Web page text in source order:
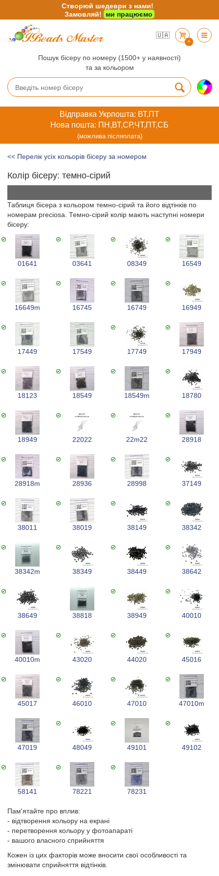
🇺🇦
+
Пошук бісеру по номеру (1500+ у наявності)
та за кольором
Відправка Укрпошта: ВТ,ПТ
Нова пошта: ПН,ВТ,СР,ЧТ,ПТ,СБ
(можлива післяплата)
<< Перелік усіх кольорів бісеру за номером
Колір бісеру: темно-сірий
Таблиця бісера з кольором темно-сірий та його відтінків по
номерам preciosa. Темно-сірий колір мають наступні номери
бісеру:
01641 03641 08349 16549
16649m 16745 16749 16949
17449 17549 17749 17949
18123 18549 18549m 18780
18949 22022 22m22 28918
28918m 28936 28998 37149
38011 38019 38149 38342
38342m 38349 38449 38642
38649 38818 38949 40010
40010m 43020 44020 45016
45017 46010 47010 47010m
47019 48049 49101 49102
58141 78221 78231
Пам'ятайте про вплив:
- відтворення кольору на екрані
- перетворення кольору у фотоапараті
- вашого власного сприйняття
Кожен із цих факторів може вносити свої особливості та
змінювати сприйняття відтінків.
Створюй шедеври з нами!
Замовляй!
ми працюємо